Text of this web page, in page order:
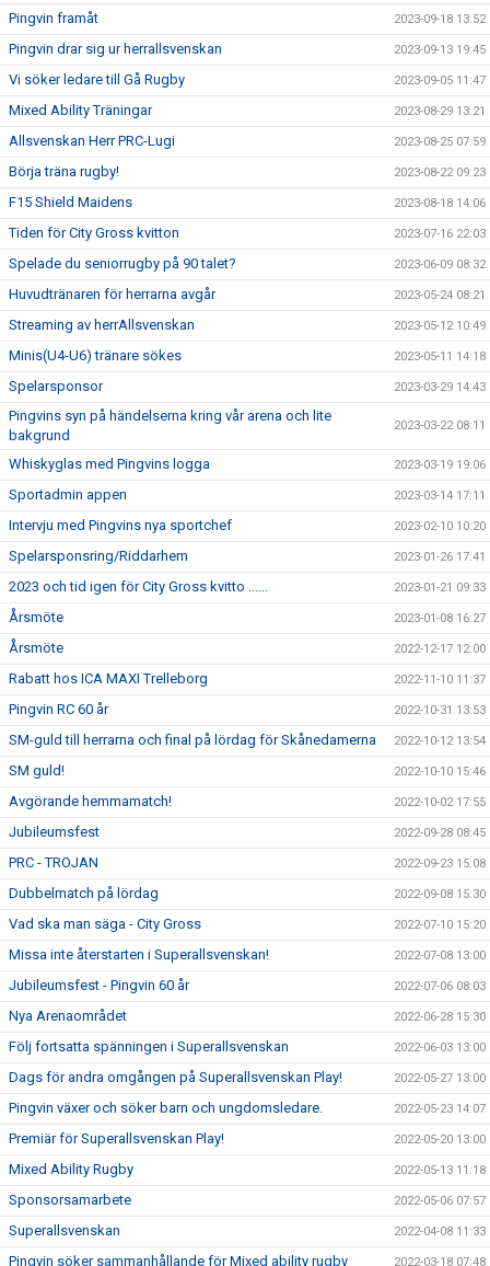
Pingvin framåt 2023-09-18 13:52
Pingvin drar sig ur herrallsvenskan 2023-09-13 19:45
Vi söker ledare till Gå Rugby 2023-09-05 11:47
Mixed Ability Träningar 2023-08-29 13:21
Allsvenskan Herr PRC-Lugi 2023-08-25 07:59
Börja träna rugby! 2023-08-22 09:23
F15 Shield Maidens 2023-08-18 14:06
Tiden för City Gross kvitton 2023-07-16 22:03
Spelade du seniorrugby på 90 talet? 2023-06-09 08:32
Huvudtränaren för herrarna avgår 2023-05-24 08:21
Streaming av herrAllsvenskan 2023-05-12 10:49
Minis(U4-U6) tränare sökes 2023-05-11 14:18
Spelarsponsor 2023-03-29 14:43
Pingvins syn på händelserna kring vår arena och lite
bakgrund
2023-03-22 08:11
Whiskyglas med Pingvins logga 2023-03-19 19:06
Sportadmin appen 2023-03-14 17:11
Intervju med Pingvins nya sportchef 2023-02-10 10:20
Spelarsponsring/Riddarhem 2023-01-26 17:41
2023 och tid igen för City Gross kvitto ...... 2023-01-21 09:33
Årsmöte 2023-01-08 16:27
Årsmöte 2022-12-17 12:00
Rabatt hos ICA MAXI Trelleborg 2022-11-10 11:37
Pingvin RC 60 år 2022-10-31 13:53
SM-guld till herrarna och final på lördag för Skånedamerna 2022-10-12 13:54
SM guld! 2022-10-10 15:46
Avgörande hemmamatch! 2022-10-02 17:55
Jubileumsfest 2022-09-28 08:45
PRC - TROJAN 2022-09-23 15:08
Dubbelmatch på lördag 2022-09-08 15:30
Vad ska man säga - City Gross 2022-07-10 15:20
Missa inte återstarten i Superallsvenskan! 2022-07-08 13:00
Jubileumsfest - Pingvin 60 år 2022-07-06 08:03
Nya Arenaområdet 2022-06-28 15:30
Följ fortsatta spänningen i Superallsvenskan 2022-06-03 13:00
Dags för andra omgången på Superallsvenskan Play! 2022-05-27 13:00
Pingvin växer och söker barn och ungdomsledare. 2022-05-23 14:07
Premiär för Superallsvenskan Play! 2022-05-20 13:00
Mixed Ability Rugby 2022-05-13 11:18
Sponsorsamarbete 2022-05-06 07:57
Superallsvenskan 2022-04-08 11:33
Pingvin söker sammanhållande för Mixed ability rugby 2022-03-18 07:48